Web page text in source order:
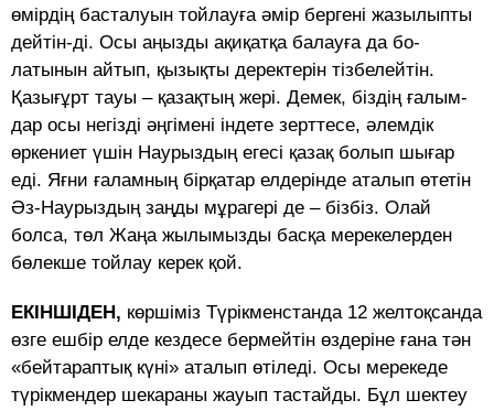
өмiрдiң басталуын тойлауға әмiр бергенi жа­зылыпты
дейтін-ді. Осы аңызды ақиқатқа балауға да бо­
латынын айтып, қызықты деректерін тізбелейтін.
Қазы­ғұрт тауы – қазақтың жері. Демек, біздің ға­лым­­
дар осы негізді әңгімені індете зерттесе, әлем­дік
өркениет үшін Наурыздың егесі қазақ бо­лып шы­ғар
еді. Яғни ғаламның бірқатар елдерінде аталып өтетін
Әз-Наурыздың заңды мұрагері де – бізбіз. Олай
болса, төл Жаңа жылымызды басқа ме­рекелерден
бөлекше тойлау керек қой.
ЕКІНШІДЕН, көршіміз Түрікменстанда 12 желтоқсанда
өзге ешбір елде кездесе бермейтін өздеріне ғана тән
«бей­тараптық күні» аталып өтіледі. Осы мерекеде
түрік­мендер шекараны жауып тастайды. Бұл шектеу